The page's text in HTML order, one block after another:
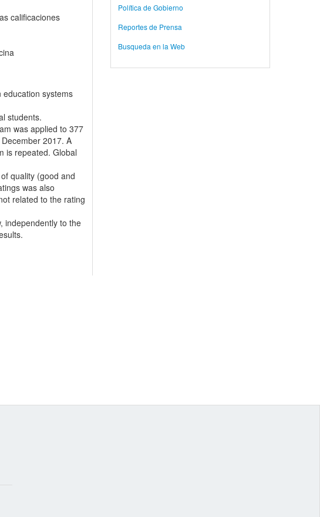
Política de Gobierno
Reportes de Prensa
Busqueda en la Web
calificaciones
systems
students.
was applied to 377
2017. A
is repeated. Global
quality (good and
was also
related to the rating
independently to the